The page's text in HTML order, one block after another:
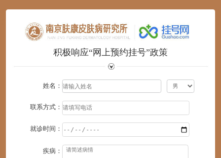
积极响应“网上预约挂号”政策
姓名：
联系方式：
就诊时间：
疾病：